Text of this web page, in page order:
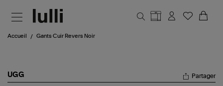
Accueil Gants Cuir Revers Noir
UGG Partager